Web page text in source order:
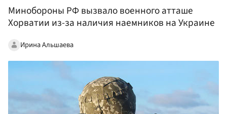
Минобороны РФ вызвало военного атташе
Хорватии из-за наличия наемников на Украине
Ирина Альшаева